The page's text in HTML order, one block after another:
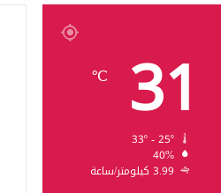
31
℃
40%
3.99 كيلومتر/ساعة